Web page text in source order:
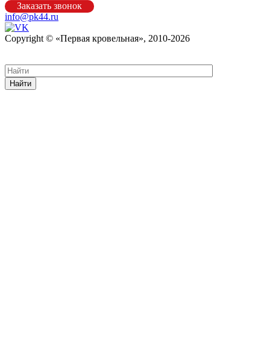
Заказать звонок
info@pk44.ru
Copyright © «Первая кровельная», 2010-2026
Найти